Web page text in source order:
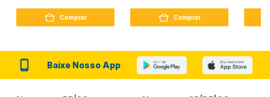
Comprar Comprar
Baixe Nosso App